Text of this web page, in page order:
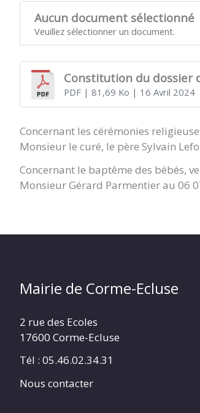
Aucun document sélectionné
Veuillez sélectionner un document.
Constitution du dossier
PDF| 81,69 Ko | 16 Avril 2024
Concernant les cérémonies
Monsieur le curé, le père Sylvain
Concernant le baptême des bébés,
Monsieur Gérard Parmentier au 06
Mairie de Corme-Ecluse
2 rue des Ecoles
17600 Corme-Ecluse
Tél : 05.46.02.34.31
Nous contacter